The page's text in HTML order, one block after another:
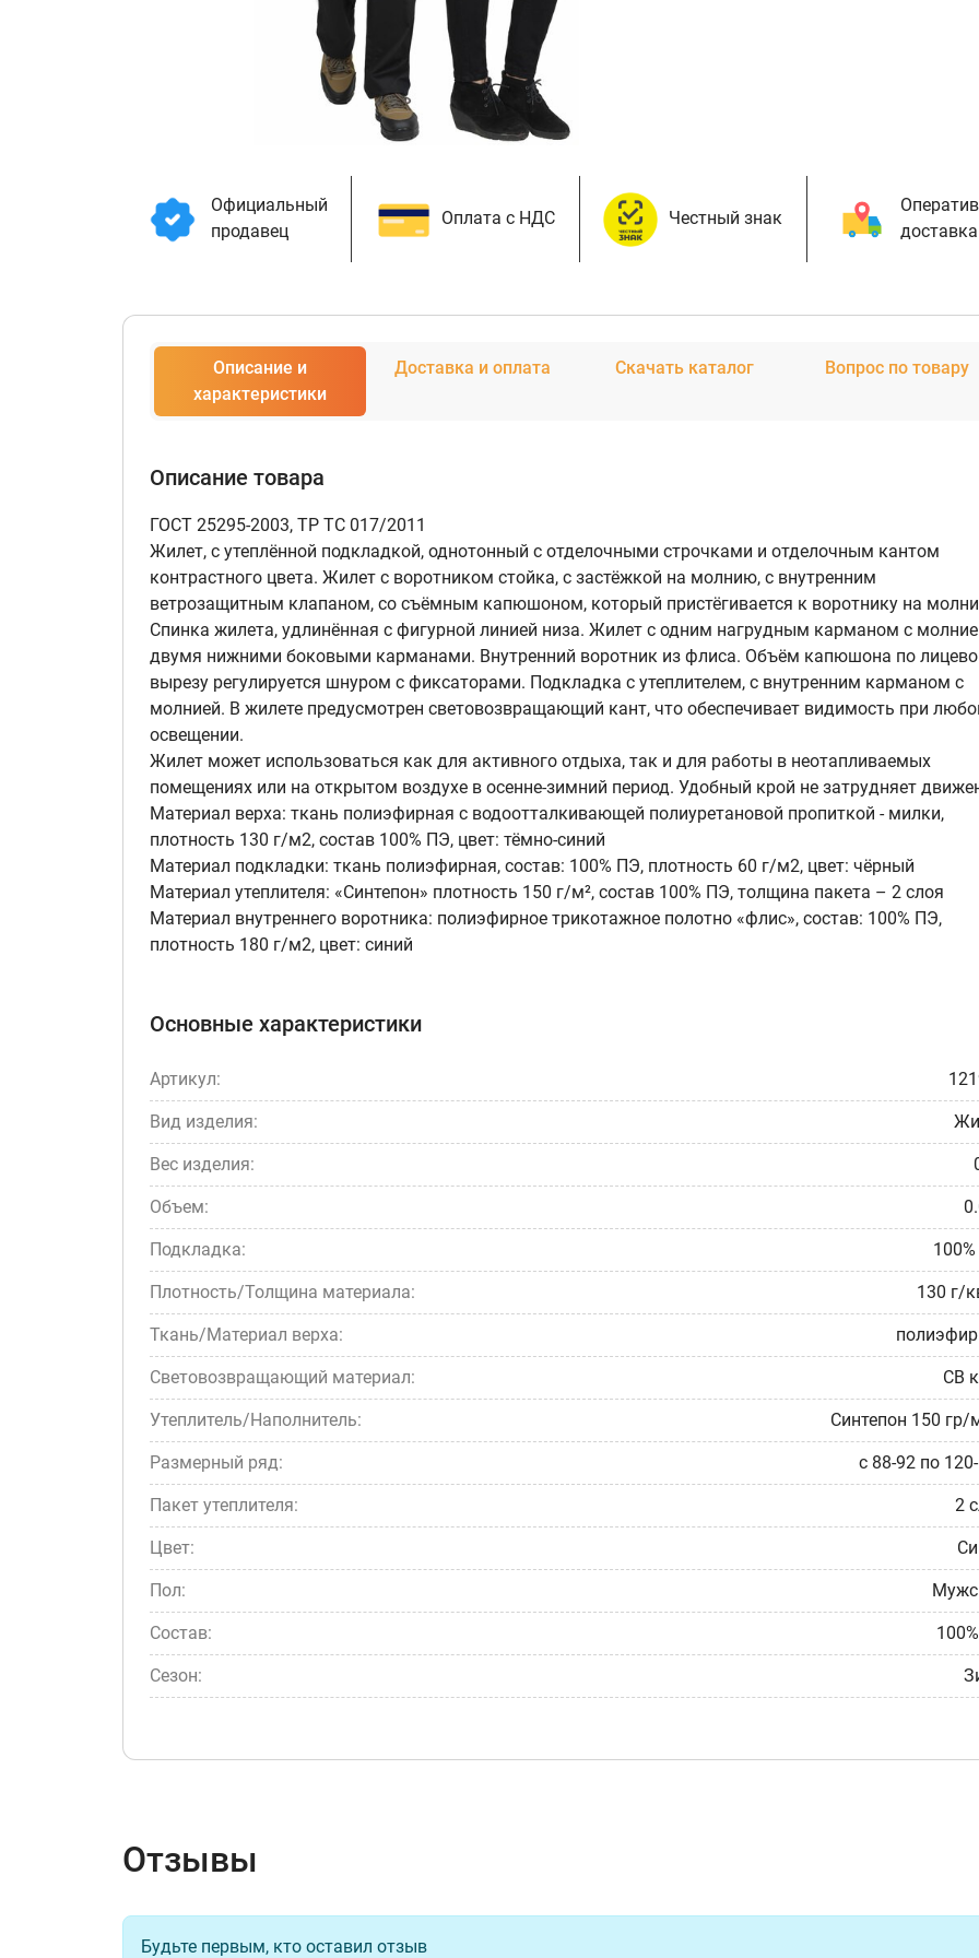
Официальный
продавец
Оплата с НДС Честный знак
доставка
Описание и
характеристики
Доставка и оплата Скачать каталог Вопрос по товару
Описание товара
ГОСТ 25295-2003, ТР ТС 017/2011
Жилет, с утеплённой подкладкой, однотонный с отделочными строчками и отделочным кантом
контрастного цвета. Жилет с воротником стойка, с застёжкой на молнию, с внутренним
ветрозащитным клапаном, со съёмным капюшоном, который пристёгивается к воротнику на
Спинка жилета, удлинённая с фигурной линией низа. Жилет с одним нагрудным карманом с
двумя нижними боковыми карманами. Внутренний воротник из флиса. Объём капюшона по
вырезу регулируется шнуром с фиксаторами. Подкладка с утеплителем, с внутренним карманом с
молнией. В жилете предусмотрен световозвращающий кант, что обеспечивает видимость при
освещении.
Жилет может использоваться как для активного отдыха, так и для работы в неотапливаемых
помещениях или на открытом воздухе в осенне-зимний период. Удобный крой не затрудняет
Материал верха: ткань полиэфирная с водоотталкивающей полиуретановой пропиткой - милки,
плотность 130 г/м2, состав 100% ПЭ, цвет: тёмно-синий
Материал подкладки: ткань полиэфирная, состав: 100% ПЭ, плотность 60 г/м2, цвет: чёрный
Материал утеплителя: «Синтепон» плотность 150 г/м², состав 100% ПЭ, толщина пакета – 2 слоя
Материал внутреннего воротника: полиэфирное трикотажное полотно «флис», состав: 100% ПЭ,
плотность 180 г/м2, цвет: синий
Основные характеристики
Артикул:
Вид изделия:
Вес изделия:
Объем:
Подкладка:
Плотность/Толщина материала: 130 г/
Ткань/Материал верха:
Световозвращающий материал: СВ
Утеплитель/Наполнитель: Синтепон 150 гр/
Размерный ряд: с 88-92 по
Пакет утеплителя: 2
Цвет:
Пол:
Состав:
Сезон:
Отзывы
Будьте первым, кто оставил отзыв